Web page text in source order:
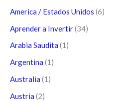
America / Estados Unidos (6)
Aprender a Invertir(34)
Arabia Saudita (1)
Argentina (1)
Australia (1)
Austria (2)